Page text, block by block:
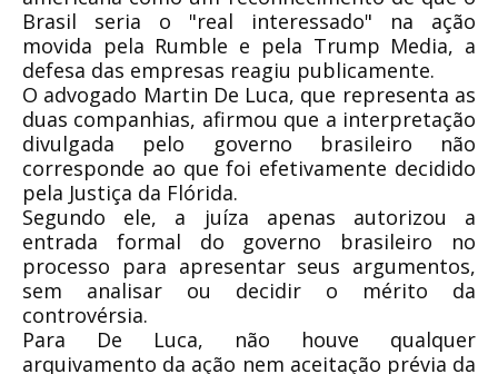
Brasil seria o "real interessado" na ação
movida pela Rumble e pela Trump Media, a
defesa das empresas reagiu publicamente.
O advogado Martin De Luca, que representa as
duas companhias, afirmou que a interpretação
divulgada pelo governo brasileiro não
corresponde ao que foi efetivamente decidido
pela Justiça da Flórida.
Segundo ele, a juíza apenas autorizou a
entrada formal do governo brasileiro no
processo para apresentar seus argumentos,
sem analisar ou decidir o mérito da
controvérsia.
Para De Luca, não houve qualquer
arquivamento da ação nem aceitação prévia da